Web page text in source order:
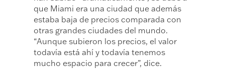
que Miami era una ciudad que además
estaba baja de precios comparada con
otras grandes ciudades del mundo.
“Aunque subieron los precios, el valor
todavía está ahí y todavía tenemos
mucho espacio para crecer”, dice.